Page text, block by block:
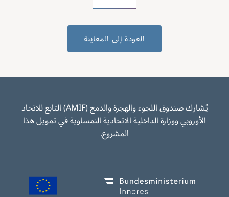
العودة إلى المعاينة
يُشارك صندوق اللجوء والهجرة والدمج (AMIF) التابع للاتحاد
الأوروبي ووزارة الداخلية الاتحادية النمساوية في تمويل هذا
المشروع.
Image
Image